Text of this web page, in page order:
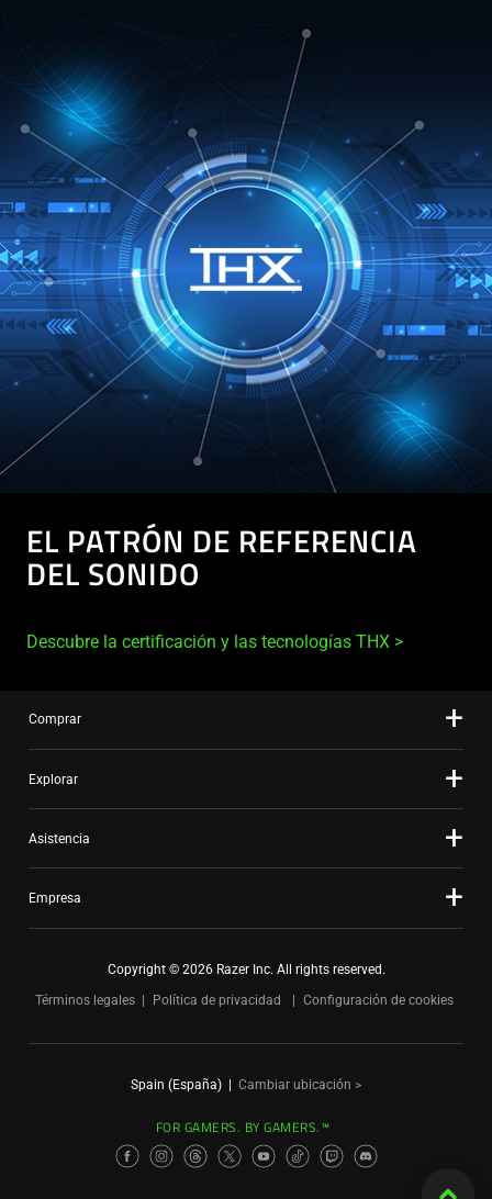
EL PATRÓN DE REFERENCIA
DEL SONIDO
Descubre la certificación y las tecnologías THX
Comprar
Explorar
Asistencia
Empresa
Copyright © 2026 Razer Inc. All rights reserved.
Términos legales
Política de privacidad Configuración de cookies
Spain (España) Cambiar ubicación >
FOR GAMERS. BY GAMERS.™